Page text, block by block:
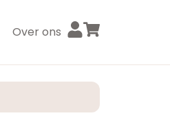
Over ons